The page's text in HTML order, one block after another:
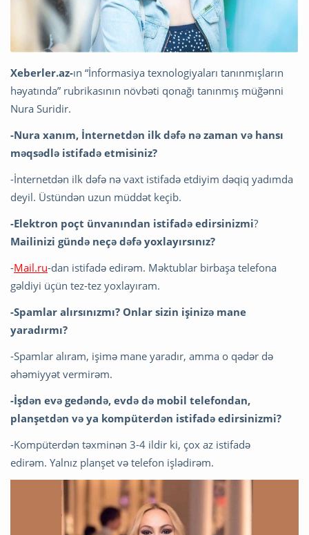
Xeberler.az-ın “İnformasiya texnologiyaları tanınmışların
həyatında” rubrikasının növbəti qonağı tanınmış müğənni
Nura Suridir.
-Nura xanım, İnternetdən ilk dəfə nə zaman və hansı
məqsədlə istifadə etmisiniz?
-İnternetdən ilk dəfə nə vaxt istifadə etdiyim dəqiq yadımda
deyil. Üstündən uzun müddət keçib.
-Elektron poçt ünvanından istifadə edirsinizmi?
Mailinizi gündə neçə dəfə yoxlayırsınız?
-Mail.ru-dan istifadə edirəm. Məktublar birbaşa telefona
gəldiyi üçün tez-tez yoxlayıram.
-Spamlar alırsınızmı? Onlar sizin işinizə mane
yaradırmı?
-Spamlar alıram, işimə mane yaradır, amma o qədər də
əhəmiyyət vermirəm.
-İşdən evə gedəndə, evdə də mobil telefondan,
planşetdən və ya kompüterdən istifadə edirsinizmi?
-Kompüterdən təxminən 3-4 ildir ki, çox az istifadə
edirəm. Yalnız planşet və telefon işlədirəm.